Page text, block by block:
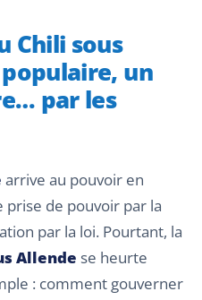
Chili sous
un
par les
arrive au pouvoir en
prise de pouvoir par la
par la loi. Pourtant, la
Allende se heurte
: comment gouverner